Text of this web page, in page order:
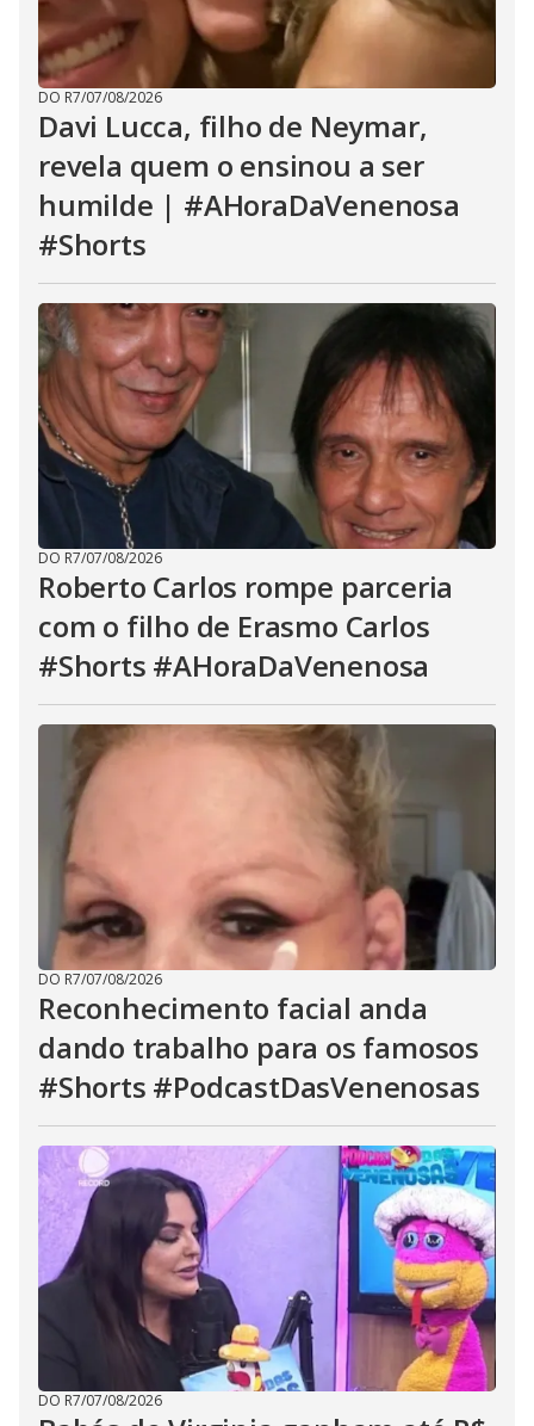
DO R7/07/08/2026
Davi Lucca, filho de Neymar,
revela quem o ensinou a ser
humilde | #AHoraDaVenenosa
#Shorts
DO R7/07/08/2026
Roberto Carlos rompe parceria
com o filho de Erasmo Carlos
#Shorts #AHoraDaVenenosa
DO R7/07/08/2026
Reconhecimento facial anda
dando trabalho para os famosos
#Shorts #PodcastDasVenenosas
DO R7/07/08/2026